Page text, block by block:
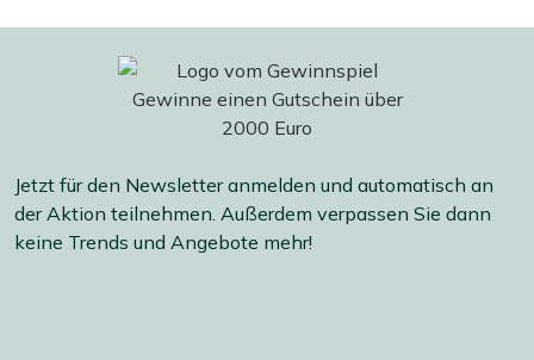
Jetzt für den Newsletter anmelden und automatisch an
der Aktion teilnehmen. Außerdem verpassen Sie dann
keine Trends und Angebote mehr!